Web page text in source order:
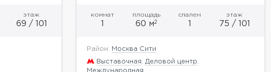
этаж
69 / 101
комнат площадь
60 м2
спален этаж
75 / 101
Район: Москва Сити
Выставочная, Деловой центр,